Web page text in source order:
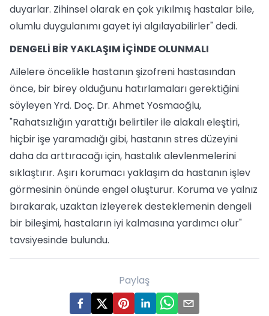
duyarlar. Zihinsel olarak en çok yıkılmış hastalar bile,
olumlu duygulanımı gayet iyi algılayabilirler" dedi.
DENGELİ BİR YAKLAŞIM İÇİNDE OLUNMALI
Ailelere öncelikle hastanın şizofreni hastasından
önce, bir birey olduğunu hatırlamaları gerektiğini
söyleyen Yrd. Doç. Dr. Ahmet Yosmaoğlu,
"Rahatsızlığın yarattığı belirtiler ile alakalı eleştiri,
hiçbir işe yaramadığı gibi, hastanın stres düzeyini
daha da arttıracağı için, hastalık alevlenmelerini
sıklaştırır. Aşırı korumacı yaklaşım da hastanın işlev
görmesinin önünde engel oluşturur. Koruma ve yalnız
bırakarak, uzaktan izleyerek desteklemenin dengeli
bir bileşimi, hastaların iyi kalmasına yardımcı olur"
tavsiyesinde bulundu.
Paylaş